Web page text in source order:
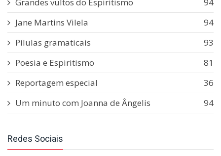
Grandes vultos do Espiritismo
94
Jane Martins Vilela
94
Pílulas gramaticais
93
Poesia e Espiritismo
81
Reportagem especial
36
Um minuto com Joanna de Ângelis
94
Redes Sociais